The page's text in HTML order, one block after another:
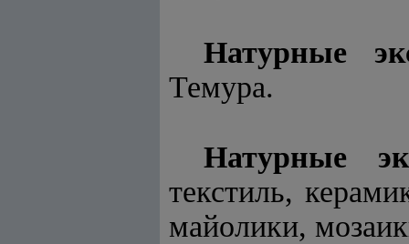
Натурные
Темура.
Натурные
текстиль,
майолики,